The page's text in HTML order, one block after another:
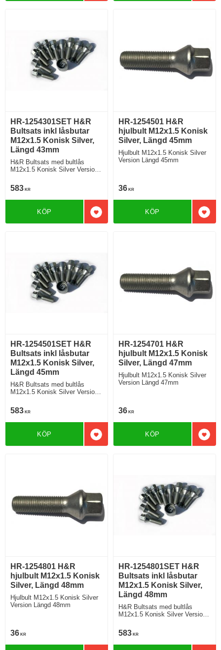
HR-1254301SET H&R
Bultsats inkl låsbutar
M12x1.5 Konisk Silver,
Längd 43mm
H&R Bultsats med bultlås
M12x1.5 Konisk Silver Version
583 KR
Lägg till i favoriter
KÖP
HR-1254501 H&R
hjulbult M12x1.5 Konisk
Silver, Längd 45mm
Hjulbult M12x1.5 Konisk Silver
Version Längd 45mm
36 KR
KÖP
HR-1254501SET H&R
Bultsats inkl låsbutar
M12x1.5 Konisk Silver,
Längd 45mm
H&R Bultsats med bultlås
M12x1.5 Konisk Silver Version
583 KR
Lägg till i favoriter
KÖP
HR-1254701 H&R
hjulbult M12x1.5 Konisk
Silver, Längd 47mm
Hjulbult M12x1.5 Konisk Silver
Version Längd 47mm
36 KR
KÖP
HR-1254801 H&R
hjulbult M12x1.5 Konisk
Silver, Längd 48mm
Hjulbult M12x1.5 Konisk Silver
Version Längd 48mm
36 KR
HR-1254801SET H&R
Bultsats inkl låsbutar
M12x1.5 Konisk Silver,
Längd 48mm
H&R Bultsats med bultlås
M12x1.5 Konisk Silver Version
583 KR